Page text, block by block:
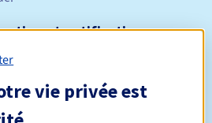
et notifications
vie privée est